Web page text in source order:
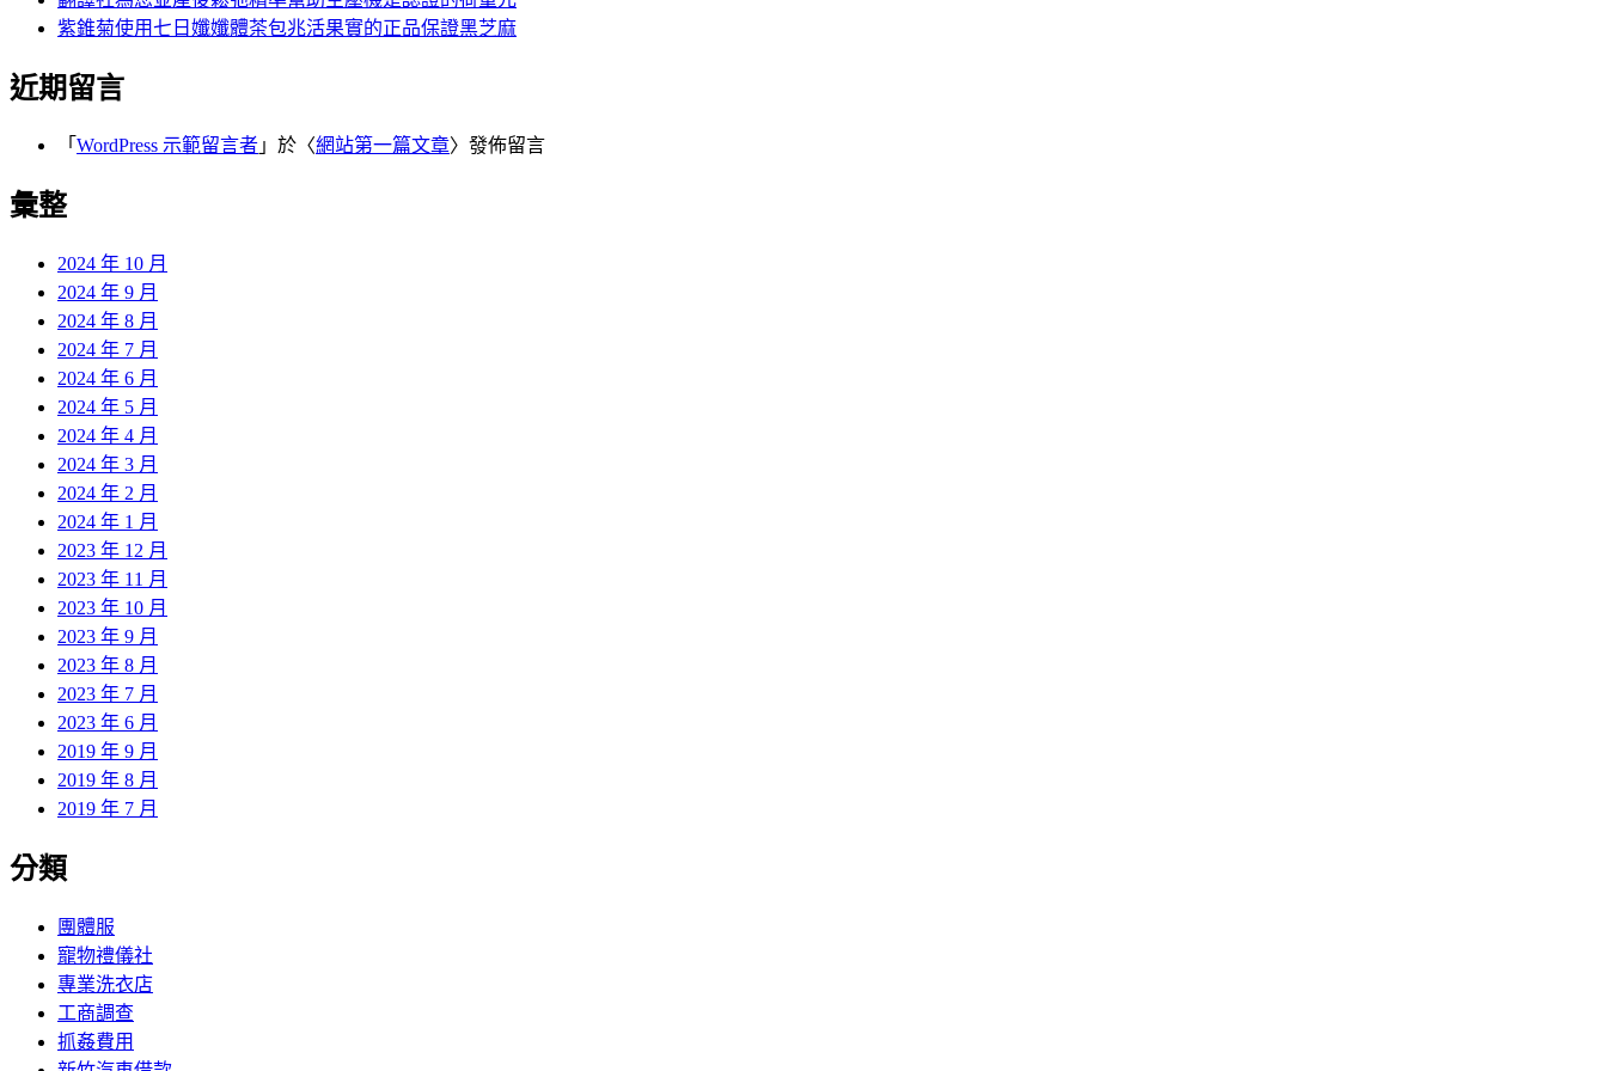
紫錐菊使用七日孅孅體茶包兆活果實的正品保證黑芝麻
近期留言
「 WordPress 示範留言者 」於〈網站第一篇文章〉發佈留言
彙整
2024 年 10 月
2024 年 9 月
2024 年 8 月
2024 年 7 月
2024 年 6 月
2024 年 5 月
2024 年 4 月
2024 年 3 月
2024 年 2 月
2024 年 1 月
2023 年 12 月
2023 年 11 月
2023 年 10 月
2023 年 9 月
2023 年 8 月
2023 年 7 月
2023 年 6 月
2019 年 9 月
2019 年 8 月
2019 年 7 月
分類
團體服
寵物禮儀社
專業洗衣店
工商調查
抓姦費用